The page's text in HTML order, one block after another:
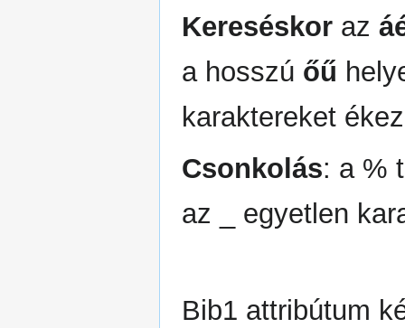
Kereséskor az
a hosszú őű
karaktereket
Csonkolás: a %
az _ egyetlen
Bib1 attribútum